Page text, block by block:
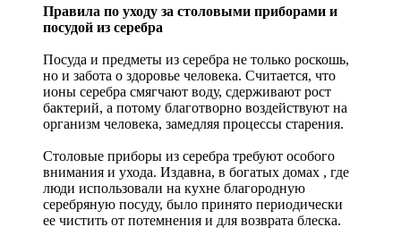
Правила по уходу за столовыми приборами и
посудой из серебра
Посуда и предметы из серебра не только роскошь,
но и забота о здоровье человека. Считается, что
ионы серебра смягчают воду, сдерживают рост
бактерий, а потому благотворно воздействуют на
организм человека, замедляя процессы старения.
Столовые приборы из серебра требуют особого
внимания и ухода. Издавна, в богатых домах , где
люди использовали на кухне благородную
серебряную посуду, было принято периодически
ее чистить от потемнения и для возврата блеска.